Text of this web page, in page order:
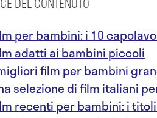
DEL CONTENUTO
per bambini: i 10
adatti ai bambini piccoli
film per bambini
selezione di film italiani
recenti per bambini: i